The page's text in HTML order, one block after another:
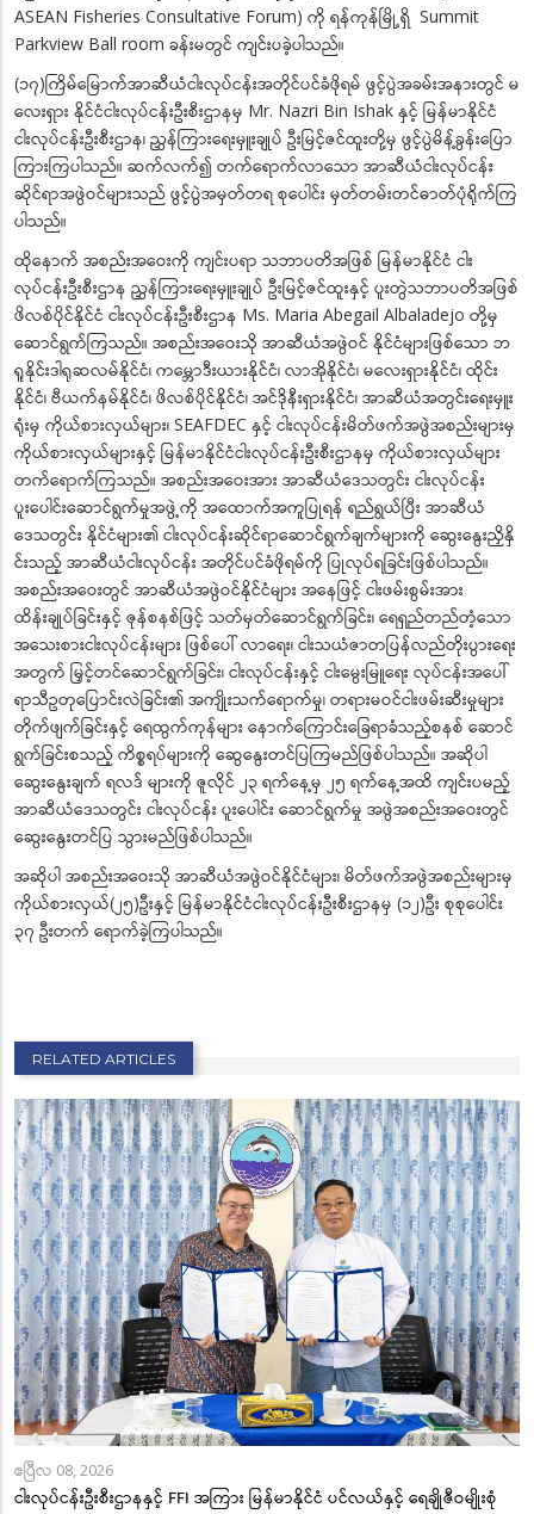
ASEAN Fisheries Consultative Forum) ကို ရန်ကုန်မြို့ရှိ Summit
Parkview Ball room ခန်းမတွင် ကျင်းပခဲ့ပါသည်။
(၁၇)ကြိမ်မြောက်အာဆီယံငါးလုပ်ငန်းအတိုင်ပင်ခံဖိုရမ် ဖွင့်ပွဲအခမ်းအနားတွင် မ
လေးရှား နိုင်ငံငါးလုပ်ငန်းဦးစီးဌာနမှ Mr. Nazri Bin Ishak နှင့် မြန်မာနိုင်ငံ
ငါးလုပ်ငန်းဦးစီးဌာန၊ ညွှန်ကြားရေးမှူးချုပ် ဦးမြင့်ဇင်ထူးတို့မှ ဖွင့်ပွဲမိန့်ခွန်းပြော
ကြားကြပါသည်။ ဆက်လက်၍ တက်ရောက်လာသော အာဆီယံငါးလုပ်ငန်း
ဆိုင်ရာအဖွဲဝင်များသည် ဖွင့်ပွဲအမှတ်တရ စုပေါင်း မှတ်တမ်းတင်ဓာတ်ပုံရိုက်ကြ
ပါသည်။
ထိုနောက် အစည်းအဝေးကို ကျင်းပရာ သဘာပတိအဖြစ် မြန်မာနိုင်ငံ ငါး
လုပ်ငန်းဦးစီးဌာန ညွှန်ကြားရေးမှူးချုပ် ဦးမြင့်ဇင်ထူးနှင့် ပူးတွဲသဘာပတိအဖြစ်
ဖိလစ်ပိုင်နိုင်ငံ ငါးလုပ်ငန်းဦးစီးဌာန Ms. Maria Abegail Albaladejo တို့မှ
ဆောင်ရွက်ကြသည်။ အစည်းအဝေးသို အာဆီယံအဖွဲဝင် နိုင်ငံများဖြစ်သော ဘ
ရူနိုင်းဒါရုဆလမ်နိုင်ငံ၊ ကမ္ဘောဒီးယားနိုင်ငံ၊ လာအိုနိုင်ငံ၊ မလေးရှားနိုင်ငံ၊ ထိုင်း
နိုင်ငံ၊ ဗီယက်နမ်နိုင်ငံ၊ ဖိလစ်ပိုင်နိုင်ငံ၊ အင်ဒိုနီးရှားနိုင်ငံ၊ အာဆီယံအတွင်းရေးမှူး
ရုံးမှ ကိုယ်စားလှယ်များ၊ SEAFDEC နှင့် ငါးလုပ်ငန်းမိတ်ဖက်အဖွဲအစည်းများမှ
ကိုယ်စားလှယ်များနှင့် မြန်မာနိုင်ငံငါးလုပ်ငန်းဦးစီးဌာနမှ ကိုယ်စားလှယ်များ
တက်ရောက်ကြသည်။ အစည်းအဝေးအား အာဆီယံဒေသတွင်း ငါးလုပ်ငန်း
ပူးပေါင်းဆောင်ရွက်မှုအဖွဲ့ကို အထောက်အကူပြုရန် ရည်ရွယ်ပြီး အာဆီယံ
ဒေသတွင်း နိုင်ငံများ၏ ငါးလုပ်ငန်းဆိုင်ရာဆောင်ရွက်ချက်များကို ဆွေးနွေးညှိနှိ
င်းသည့် အာဆီယံငါးလုပ်ငန်း အတိုင်ပင်ခံဖိုရမ်ကို ပြုလုပ်ရခြင်းဖြစ်ပါသည်။
အစည်းအဝေးတွင် အာဆီယံအဖွဲဝင်နိုင်ငံများ အနေဖြင့် ငါးဖမ်းစွမ်းအား
ထိန်းချုပ်ခြင်းနှင့် ဇုန်စနစ်ဖြင့် သတ်မှတ်ဆောင်ရွက်ခြင်း၊ ရေရှည်တည်တံ့သော
အသေးစားငါးလုပ်ငန်းများ ဖြစ်ပေါ် လာရေး၊ ငါးသယံဇာတပြန်လည်တိုးပွားရေး
အတွက် မြှင့်တင်ဆောင်ရွက်ခြင်း၊ ငါးလုပ်ငန်းနှင့် ငါးမွေးမြူရေး လုပ်ငန်းအပေါ်
ရာသီဥတုပြောင်းလဲခြင်း၏ အကျိုးသက်ရောက်မှု၊ တရားမဝင်ငါးဖမ်းဆီးမှုများ
တိုက်ဖျက်ခြင်းနှင့် ရေထွက်ကုန်များ နောက်ကြောင်းခြေရာခံသည့်စနစ် ဆောင်
ရွက်ခြင်းစသည့် ကိစ္စရပ်များကို ဆွေနွေးတင်ပြကြမည်ဖြစ်ပါသည်။ အဆိုပါ
ဆွေးနွေးချက် ရလဒ် များကို ဇူလိုင် ၂၃ ရက်နေ့မှ ၂၅ ရက်နေ့အထိ ကျင်းပမည့်
အာဆီယံဒေသတွင်း ငါးလုပ်ငန်း ပူးပေါင်း ဆောင်ရွက်မှု အဖွဲအစည်းအဝေးတွင်
ဆွေးနွေးတင်ပြ သွားမည်ဖြစ်ပါသည်။
အဆိုပါ အစည်းအဝေးသို အာဆီယံအဖွဲဝင်နိုင်ငံများ၊ မိတ်ဖက်အဖွဲအစည်းများမှ
ကိုယ်စားလှယ်(၂၅)ဦးနှင့် မြန်မာနိုင်ငံငါးလုပ်ငန်းဦးစီးဌာနမှ (၁၂)ဦး စုစုပေါင်း
၃၇ ဦးတက် ရောက်ခဲ့ကြပါသည်။
RELATED ARTICLES
ဧပြီလ 08, 2026
ငါးလုပ်ငန်းဦးစီးဌာနနှင့် FFI အကြား မြန်မာနိုင်ငံ ပင်လယ်နှင့် ရေချိုဇီဝမျိုးစုံ